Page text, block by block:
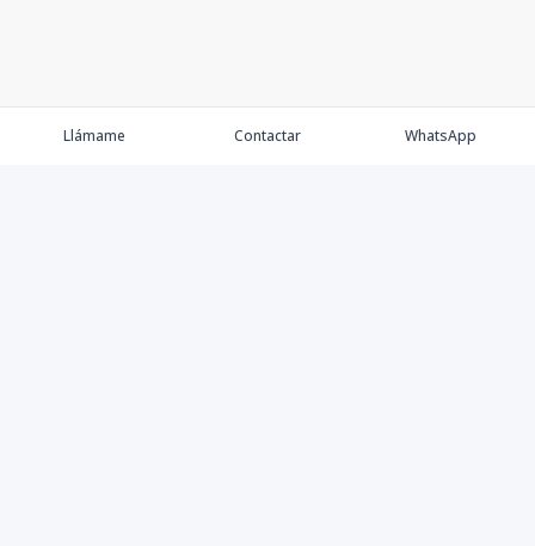
Llámame Contactar WhatsApp